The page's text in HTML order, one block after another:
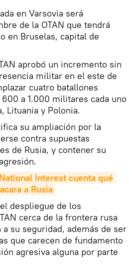
en Varsovia será
de la OTAN que tendrá
en Bruselas, capital de
aprobó un incremento sin
militar en el este de
cuatro batallones
a 1.000 militares cada uno
Lituania y Polonia.
su ampliación por la
contra supuestas
de Rusia, y contener su
National Interest cuenta qué
a Rusia
despliegue de los
cerca de la frontera rusa
a su seguridad, además de ser
que carecen de fundamento
agresiva alguna por parte